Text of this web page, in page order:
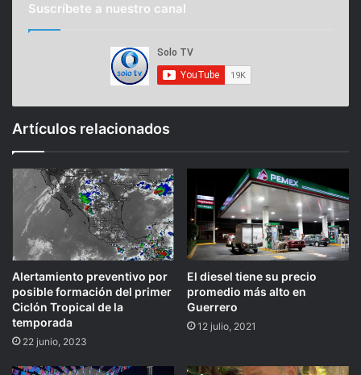
Suscríbete a nuestro canal
Artículos relacionados
Alertamiento preventivo por
posible formación del primer
Ciclón Tropical de la
temporada
22 junio, 2023
El diesel tiene su precio
promedio más alto en
Guerrero
12 julio, 2021